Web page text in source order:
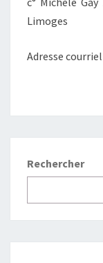
Limoges
Adresse
Rechercher